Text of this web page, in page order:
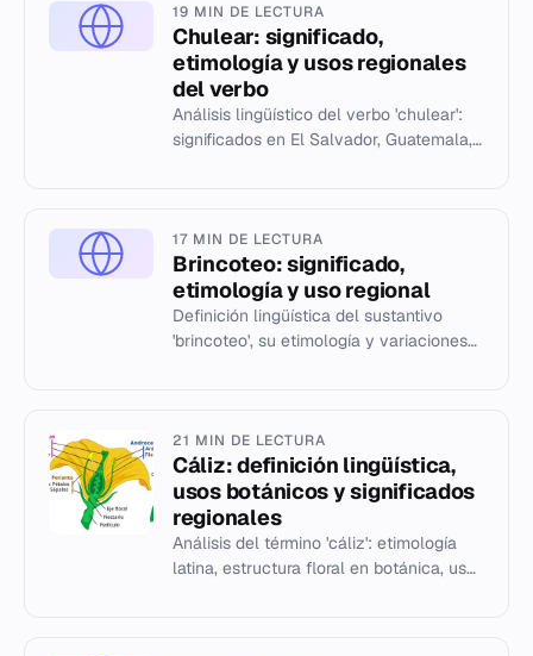
19 MIN DE LECTURA
Chulear: significado,
etimología y usos regionales
del verbo
Análisis lingüístico del verbo 'chulear':
significados en El Salvador, Guatemala,
17 MIN DE LECTURA
Brincoteo: significado,
etimología y uso regional
Definición lingüística del sustantivo
'brincoteo', su etimología y variaciones
21 MIN DE LECTURA
Cáliz: definición lingüística,
usos botánicos y significados
regionales
Análisis del término 'cáliz': etimología
latina, estructura floral en botánica, uso